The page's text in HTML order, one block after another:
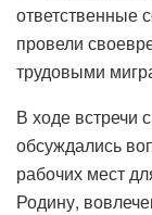
ответственные
провели
трудовыми
В ходе встречи
обсуждались
рабочих мест
Родину,